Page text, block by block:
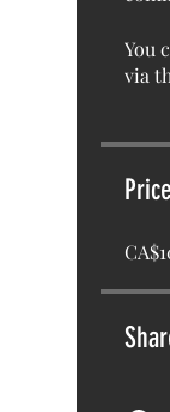
You
via
Price